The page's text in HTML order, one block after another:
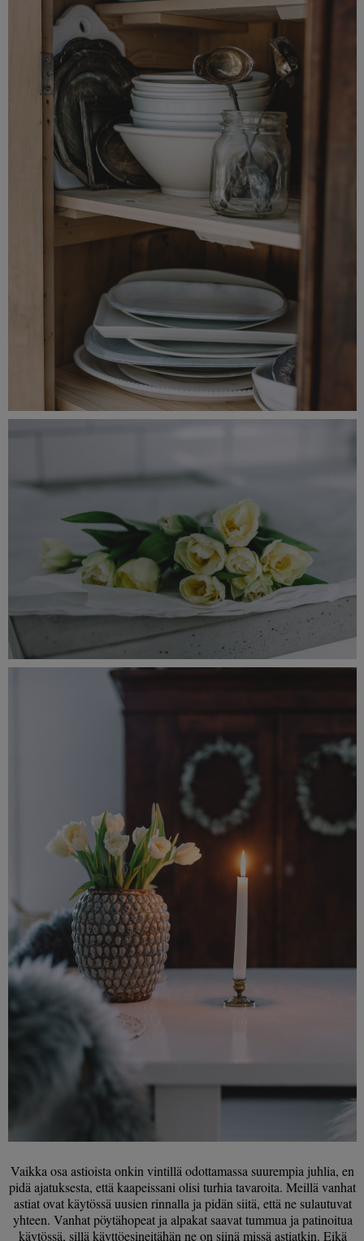
Vaikka osa astioista onkin vintillä odottamassa suurempia juhlia, en
pidä ajatuksesta, että kaapeissani olisi turhia tavaroita. Meillä vanhat
astiat ovat käytössä uusien rinnalla ja pidän siitä, että ne sulautuvat
yhteen. Vanhat pöytähopeat ja alpakat saavat tummua ja patinoitua
käytössä, sillä käyttöesineitähän ne on siinä missä astiatkin. Eikä